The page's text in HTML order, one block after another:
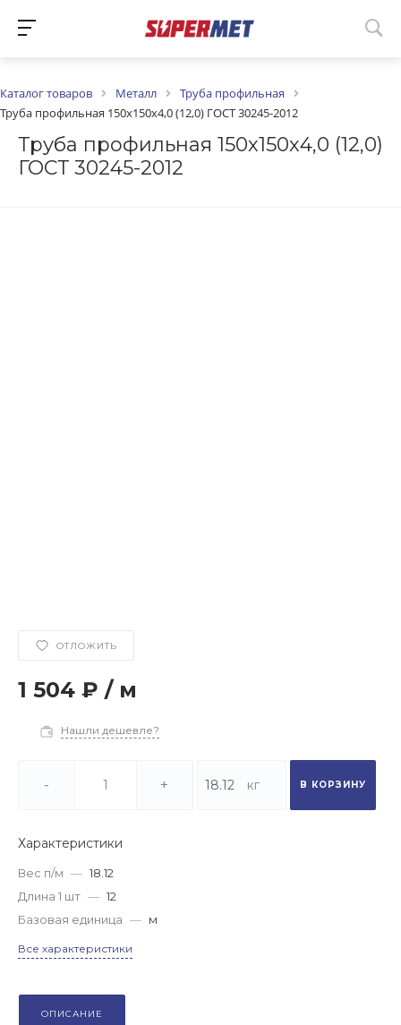
Каталог товаров Металл
Труба профильная
Труба профильная 150х150х4,0 (12,0) ГОСТ 30245-2012
Труба профильная 150х150х4,0 (12,0)
ГОСТ 30245-2012
ОТЛОЖИТЬ
1 504 ₽ / м
Нашли дешевле?
- + В КОРЗИНУ
Характеристики
Вес п/м — 18.12
Длина 1 шт — 12
Базовая единица — м
Все характеристики
ОПИСАНИЕ